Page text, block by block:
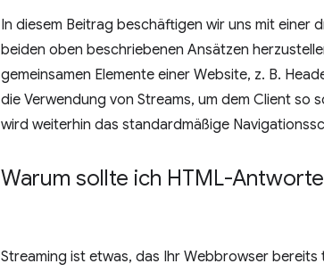
In diesem Beitrag beschäftigen wir uns mit einer
beiden oben beschriebenen Ansätzen
gemeinsamen Elemente einer Website, z. B.
die Verwendung von Streams, um dem Client so
wird weiterhin das standardmäßige
Warum sollte ich HTML-
Streaming ist etwas, das Ihr Webbrowser